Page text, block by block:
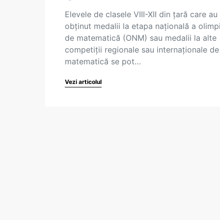
Elevele de clasele VIII-XII din țară care au
obținut medalii la etapa națională a
de matematică (ONM) sau medalii la alte
competiții regionale sau internaționale de
matematică se pot…
Vezi articolul